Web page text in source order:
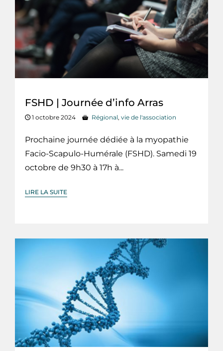
FSHD | Journée d’info Arras
1 octobre 2024 Régional, vie de l'association
Prochaine journée dédiée à la myopathie
Facio-Scapulo-Humérale (FSHD). Samedi 19
octobre de 9h30 à 17h à...
LIRE LA SUITE